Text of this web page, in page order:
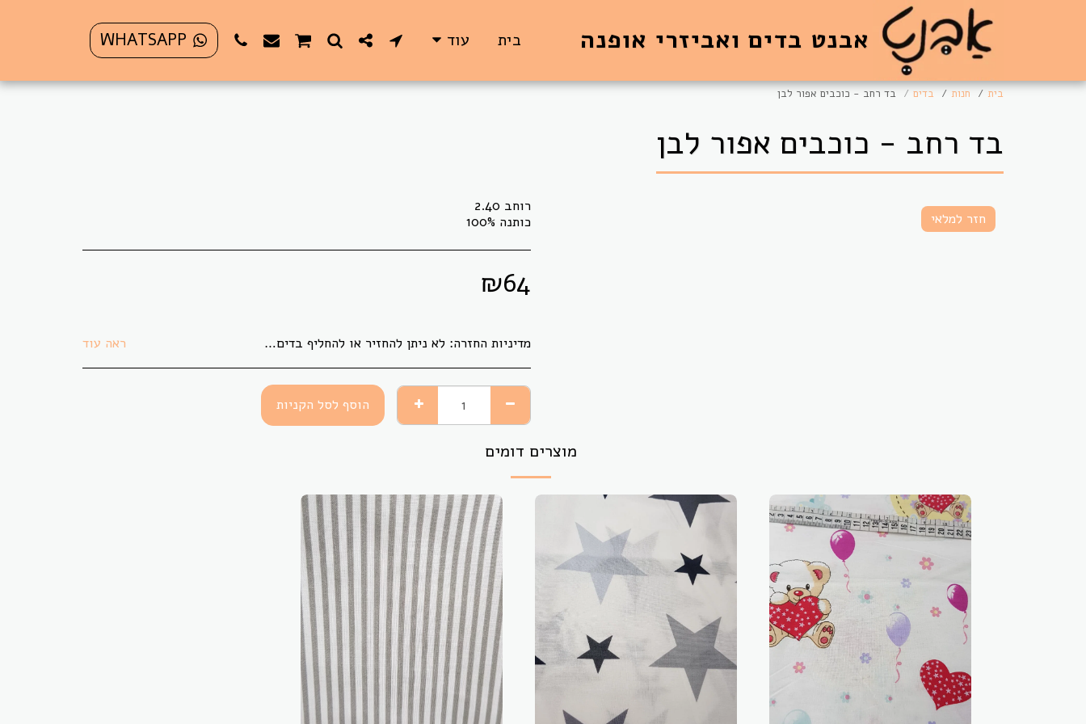
אבנט בדים ואביזרי אופנה בית עוד WHATSAPP
בית חנות בדים בד רחב - כוכבים אפור לבן
בד רחב - כוכבים אפור לבן
חזר למלאי
כותנה 100%
₪64
מדיניות החזרה: לא ניתן להחזיר או להחליף בדים אשר גוזרו לפי הזמנת הלקוח. בתקופת משבר הקורונה לא ניתן להחזיר או להחליף פריט כלשהו. ראה עוד
הוסף לסל הקניות
מוצרים דומים